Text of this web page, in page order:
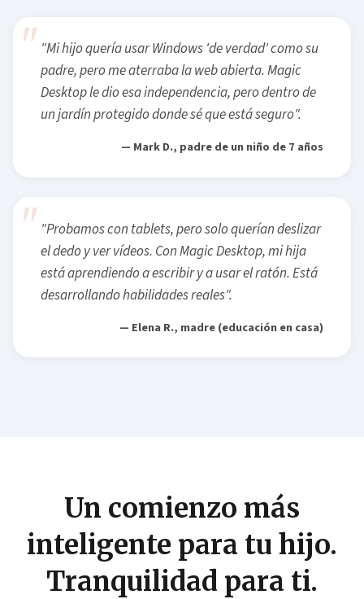
"Mi hijo quería usar Windows 'de verdad' como su
padre, pero me aterraba la web abierta. Magic
Desktop le dio esa independencia, pero dentro de
un jardín protegido donde sé que está seguro".
— Mark D., padre de un niño de 7 años
"Probamos con tablets, pero solo querían deslizar
el dedo y ver vídeos. Con Magic Desktop, mi hija
está aprendiendo a escribir y a usar el ratón. Está
desarrollando habilidades reales".
— Elena R., madre (educación en casa)
Un comienzo más
inteligente para tu hijo.
Tranquilidad para ti.